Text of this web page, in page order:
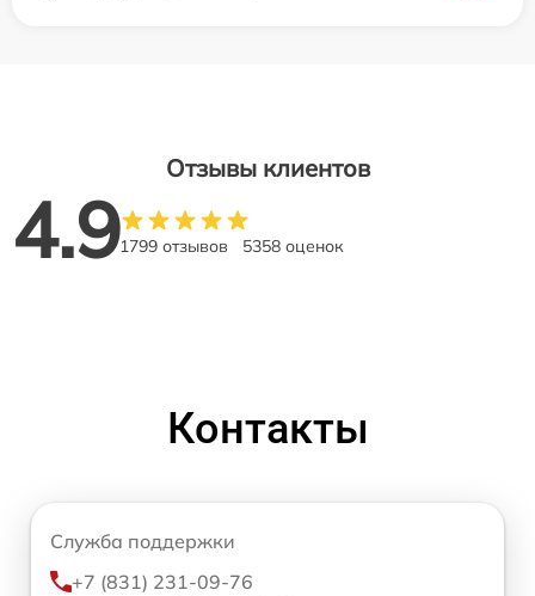
Отзывы клиентов
4.91799 отзывов 5358 оценок
Контакты
Служба поддержки
+7 (831) 231-09-76